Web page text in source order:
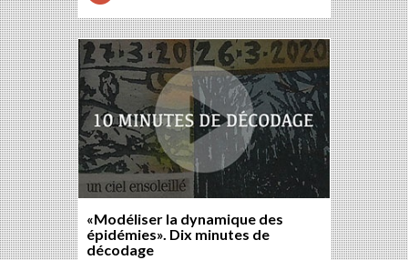
«Modéliser la dynamique des
épidémies». Dix minutes de
décodage